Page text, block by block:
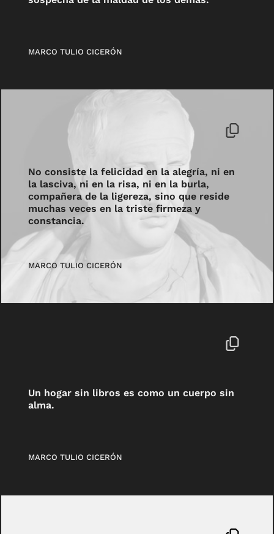
MARCO TULIO CICERÓN
No consiste la felicidad en la alegría, ni en
la lasciva, ni en la risa, ni en la burla,
compañera de la ligereza, sino que reside
muchas veces en la triste firmeza y
constancia.
MARCO TULIO CICERÓN
Un hogar sin libros es como un cuerpo sin
alma.
MARCO TULIO CICERÓN